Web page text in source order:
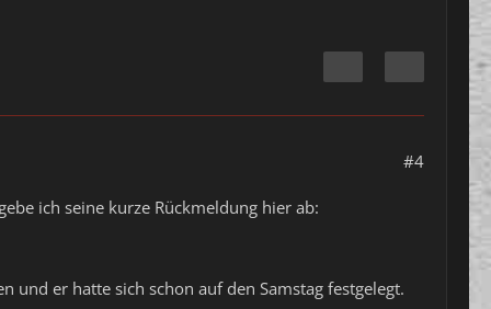
#4
ich seine kurze Rückmeldung hier ab:
er hatte sich schon auf den Samstag festgelegt.